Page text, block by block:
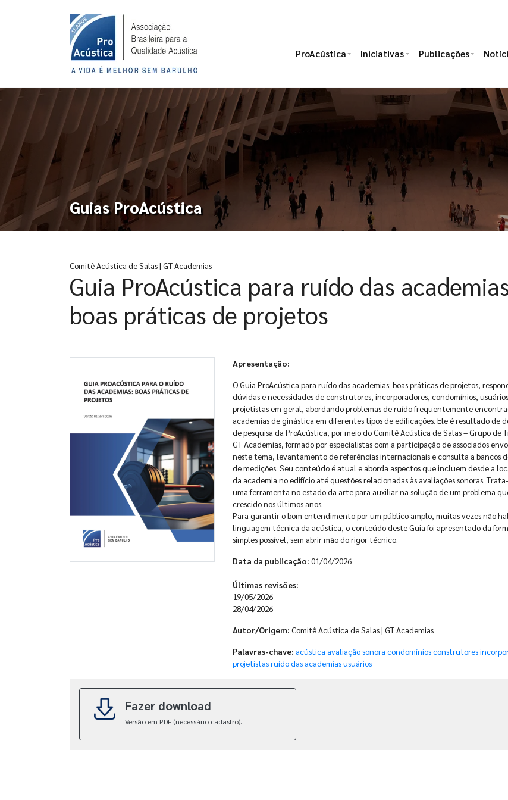
ProAcústica Iniciativas Publicações
Guias ProAcústica
Comitê Acústica de Salas | GT Academias
Guia ProAcústica para ruído das
boas práticas de projetos
Apresentação:
O Guia ProAcústica para ruído das academias: boas práticas de projetos,
dúvidas e necessidades de construtores, incorporadores, condomínios,
projetistas em geral, abordando problemas de ruído frequentemente
academias de ginástica em diferentes tipos de edificações. Ele é resultado de
de pesquisa da ProAcústica, por meio do Comitê Acústica de Salas – Grupo de
GT Academias, formado por especialistas com a participação de associados
neste tema, levantamento de referências internacionais e consulta a bancos
de medições. Seu conteúdo é atual e aborda aspectos que incluem desde a
da academia no edifício até questões relacionadas às avaliações sonoras.
uma ferramenta no estado da arte para auxiliar na solução de um problema
crescido nos últimos anos.
Para garantir o bom entendimento por um público amplo, muitas vezes não
linguagem técnica da acústica, o conteúdo deste Guia foi apresentado da
simples possível, sem abrir mão do rigor técnico.
Data da publicação: 01/04/2026
Últimas revisões:
19/05/2026
28/04/2026
Autor/Origem: Comitê Acústica de Salas | GT Academias
Palavras-chave: acústica avaliação sonora condomíniosconstrutores
projetistasruído das academiasusuários
Fazer download
Versão em PDF (necessário cadastro).